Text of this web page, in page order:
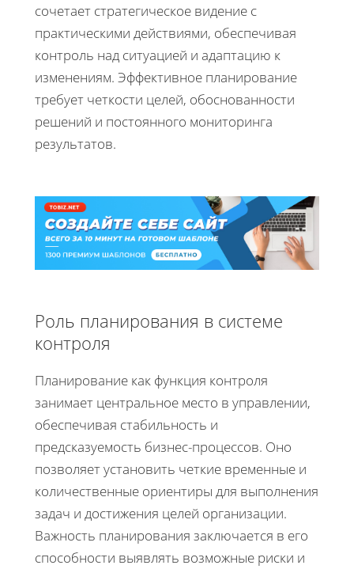
сочетает стратегическое видение с
практическими действиями, обеспечивая
контроль над ситуацией и адаптацию к
изменениям. Эффективное планирование
требует четкости целей, обоснованности
решений и постоянного мониторинга
результатов.
Роль планирования в системе
контроля
Планирование как функция контроля
занимает центральное место в управлении,
обеспечивая стабильность и
предсказуемость бизнес-процессов. Оно
позволяет установить четкие временные и
количественные ориентиры для выполнения
задач и достижения целей организации.
Важность планирования заключается в его
способности выявлять возможные риски и